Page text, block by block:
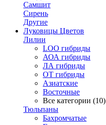
Самшит
Сирень
Другие
Луковицы Цветов
Лилии
LOO гибриды
АОА гибриды
ЛА гибриды
ОТ гибриды
Азиатские
Восточные
Все категории (10)
Тюльпаны
Бахромчатые